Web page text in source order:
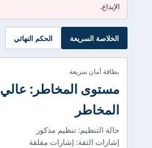
الإيداع.
الخلاصة السريعة الحكم النهائي
بطاقة أمان سريعة
مستوى المخاطر: عالي
المخاطر
حالة التنظيم: تنظيم مذكور
إشارات الثقة: إشارات مقلقة